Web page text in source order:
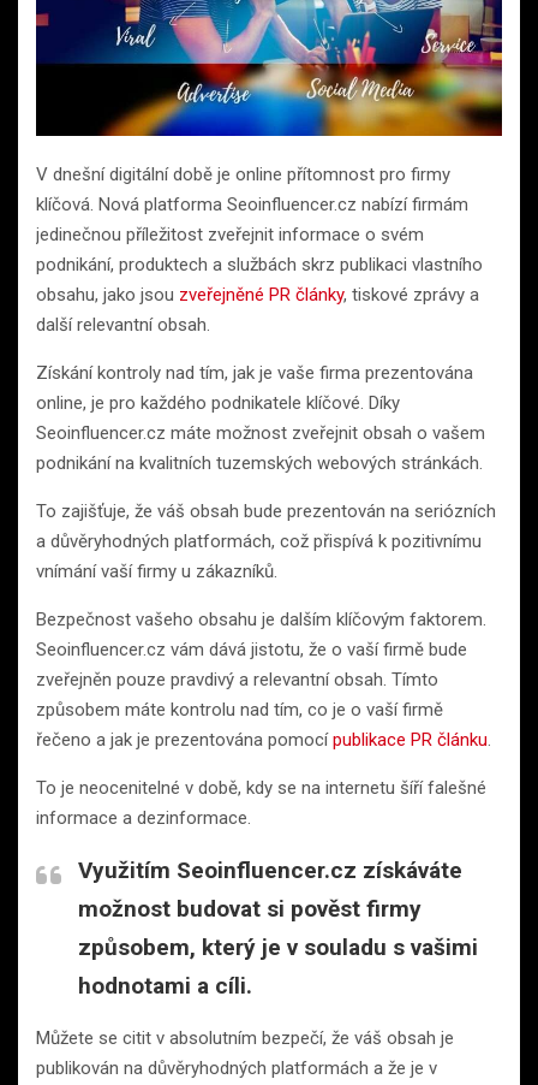
V dnešní digitální době je online přítomnost pro firmy
klíčová. Nová platforma Seoinfluencer.cz nabízí firmám
jedinečnou příležitost zveřejnit informace o svém
podnikání, produktech a službách skrz publikaci vlastního
obsahu, jako jsou zveřejněné PR články, tiskové zprávy a
další relevantní obsah.
Získání kontroly nad tím, jak je vaše firma prezentována
online, je pro každého podnikatele klíčové. Díky
Seoinfluencer.cz máte možnost zveřejnit obsah o vašem
podnikání na kvalitních tuzemských webových stránkách.
To zajišťuje, že váš obsah bude prezentován na seriózních
a důvěryhodných platformách, což přispívá k pozitivnímu
vnímání vaší firmy u zákazníků.
Bezpečnost vašeho obsahu je dalším klíčovým faktorem.
Seoinfluencer.cz vám dává jistotu, že o vaší firmě bude
zveřejněn pouze pravdivý a relevantní obsah. Tímto
způsobem máte kontrolu nad tím, co je o vaší firmě
řečeno a jak je prezentována pomocípublikace PR článku.
To je neocenitelné v době, kdy se na internetu šíří falešné
informace a dezinformace.
Využitím Seoinfluencer.cz získáváte
možnost budovat si pověst firmy
způsobem, který je v souladu s vašimi
hodnotami a cíli.
Můžete se citit v absolutním bezpečí, že váš obsah je
publikován na důvěryhodných platformách a že je v